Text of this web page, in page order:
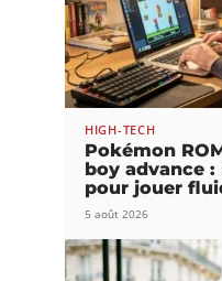
HIGH-TECH
Pokémon
boy advance
pour jouer
5 août 2026